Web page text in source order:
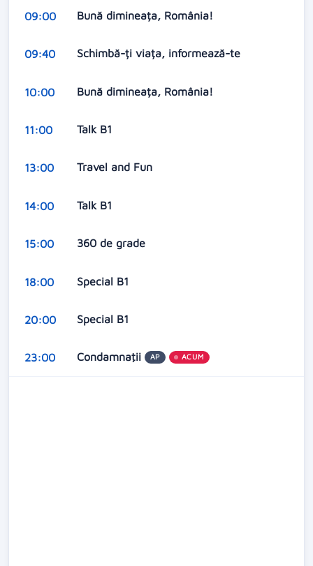
09:00 Bună dimineața, România!
09:40 Schimbă-ți viața, informează-te
10:00 Bună dimineața, România!
11:00 Talk B1
13:00 Travel and Fun
14:00 Talk B1
15:00 360 de grade
18:00 Special B1
20:00 Special B1
23:00 Condamnaţii AP ACUM